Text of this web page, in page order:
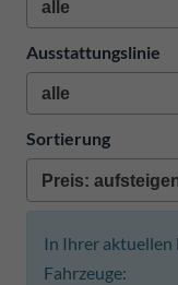
Ausstattungslinie
Sortierung
In Ihrer aktuellen
Fahrzeuge: